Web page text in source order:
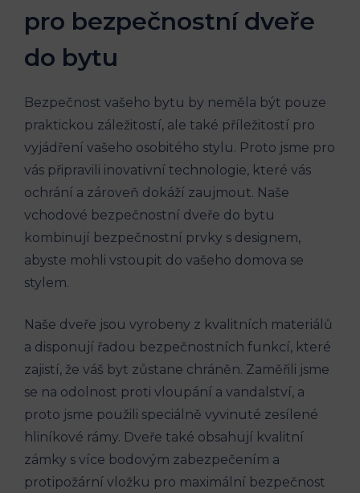
pro bezpečnostní dveře
do bytu
Bezpečnost vašeho bytu by neměla být pouze
praktickou záležitostí, ale také příležitostí pro
vyjádření vašeho osobitého stylu. Proto jsme pro
vás připravili inovativní technologie, které vás
ochrání a zároveň dokáží zaujmout. Naše
vchodové bezpečnostní dveře do bytu
kombinují bezpečnostní prvky s designem,
abyste mohli vstoupit do vašeho domova se
stylem.
Naše dveře jsou vyrobeny z kvalitních materiálů
a disponují řadou bezpečnostních funkcí, které
zajistí, že váš byt zůstane chráněn. Zaměřili jsme
se na odolnost proti vloupání a vandalství, a
proto jsme použili speciálně vyvinuté zesílené
hliníkové rámy. Dveře také obsahují kvalitní
zámky s více bodovým zabezpečením a
protipožární vložku pro maximální bezpečnost